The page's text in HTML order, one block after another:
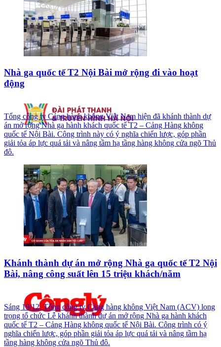
Nhà ga quốc tế T2 Nội Bài mở rộng đi vào hoạt
động
Tổng công ty Cảng hàng không Việt Nam hiện đã khánh thành dự
án mở rộng Nhà ga hành khách quốc tế T2 – Cảng Hàng không
quốc tế Nội Bài. Công trình này có ý nghĩa chiến lược, góp phần
giải tỏa áp lực quá tải và nâng tầm hạ tầng hàng không cửa ngõ Thủ
đô.
Khánh thành dự án mở rộng Nhà ga quốc tế T2 Nội
Bài, nâng công suất lên 15 triệu khách/năm
Sáng 19/12, Tổng công ty Cảng hàng không Việt Nam (ACV) long
trọng tổ chức Lễ khánh thành dự án mở rộng Nhà ga hành khách
quốc tế T2 – Cảng Hàng không quốc tế Nội Bài. Công trình có ý
nghĩa chiến lược, góp phần giải tỏa áp lực quá tải và nâng tầm hạ
tầng hàng không cửa ngõ Thủ đô.